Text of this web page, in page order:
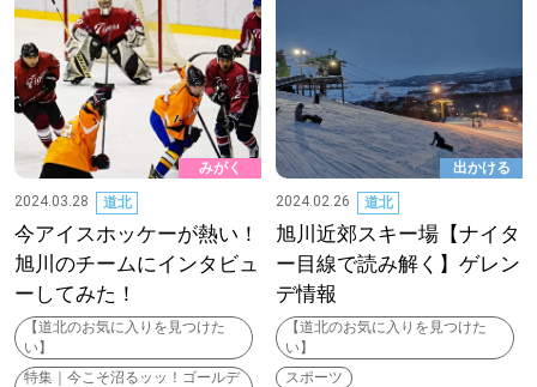
みがく
2024.03.28
道北
今アイスホッケーが熱い！
旭川のチームにインタビュ
ーしてみた！
【道北のお気に入りを見つけた
い】
特集｜今こそ沼るッッ！ゴールデ
出かける
2024.02.26
道北
旭川近郊スキー場【ナイタ
ー目線で読み解く】ゲレン
デ情報
【道北のお気に入りを見つけた
い】
スポーツ